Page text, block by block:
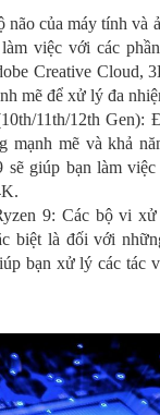
của máy tính và
việc với các
Creative Cloud,
mẽ để xử lý đa
11th/12th Gen):
mạnh mẽ và khả
giúp bạn làm việc
9: Các bộ vi
biệt là đối với
bạn xử lý các tác